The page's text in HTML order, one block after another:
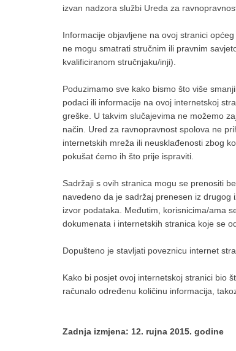
izvan nadzora službi Ureda za
Informacije objavljene na ovoj stranici
ne mogu smatrati stručnim ili pravnim
kvalificiranom stručnjaku/inji).
Poduzimamo sve kako bismo što više
podaci ili informacije na ovoj internetskoj
greške. U takvim slučajevima ne možemo
način. Ured za ravnopravnost spolova ne
internetskih mreža ili neusklađenosti zbog
pokušat ćemo ih što prije ispraviti.
Sadržaji s ovih stranica mogu se prenositi
navedeno da je sadržaj prenesen iz
izvor podataka. Međutim, korisnicima/ama
dokumenata i internetskih stranica koje se
Dopušteno je stavljati poveznicu internet
Kako bi posjet ovoj internetskoj stranici bio
računalo određenu količinu informacija,
Zadnja izmjena: 12. rujna 2015. godine